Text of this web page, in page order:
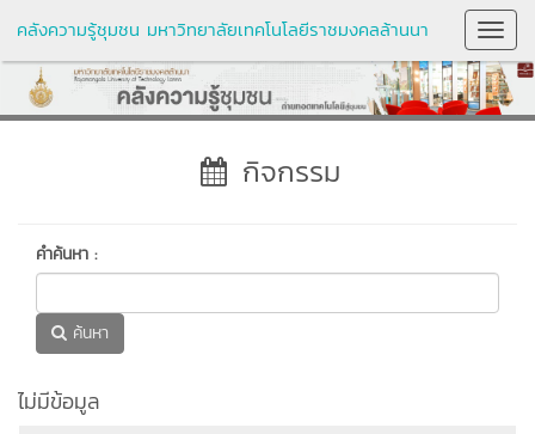
คลังความรู้ชุมชน มหาวิทยาลัยเทคโนโลยีราชมงคลล้านนา
กิจกรรม
คำค้นหา :
ค้นหา
ไม่มีข้อมูล